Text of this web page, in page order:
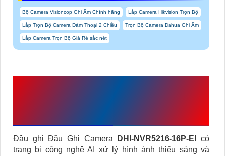
Bộ Camera Visioncop Ghi Âm Chính hãng Lắp Camera Hikvision Trọn Bộ
Lắp Trọn Bộ Camera Đàm Thoại 2 Chiều Trọn Bộ Camera Dahua Ghi Âm
Lắp Camera Trọn Bộ Giá Rẻ sắc nét
Đầu ghi Đầu Ghi Camera DHI-NVR5216-16P-EI
có
trang bị công nghệ AI xử lý hình ảnh thiếu sáng và